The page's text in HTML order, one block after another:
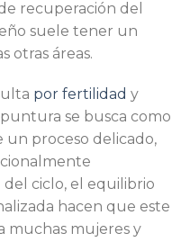
recuperación del
suele tener un
otras áreas.
por fertilidad y
se busca como
proceso delicado,
ciclo, el equilibrio
hacen que este
muchas mujeres y